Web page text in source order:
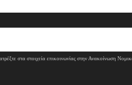
στα στοιχεία επικοινωνίας στην Ανακοίνωση